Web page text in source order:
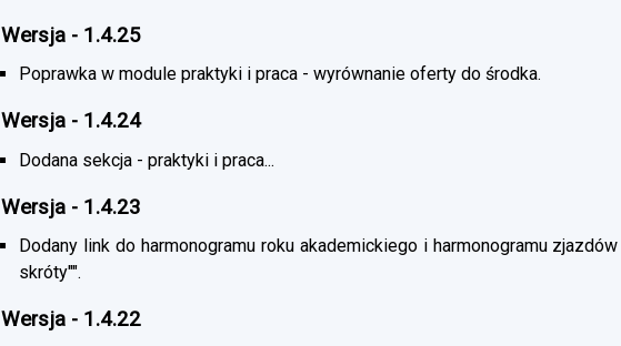
Wersja - 1.4.25
Poprawka w module praktyki i praca - wyrównanie oferty do środka.
Wersja - 1.4.24
Dodana sekcja - praktyki i praca...
Wersja - 1.4.23
Dodany link do harmonogramu roku akademickiego i harmonogramu
skróty"".
Wersja - 1.4.22